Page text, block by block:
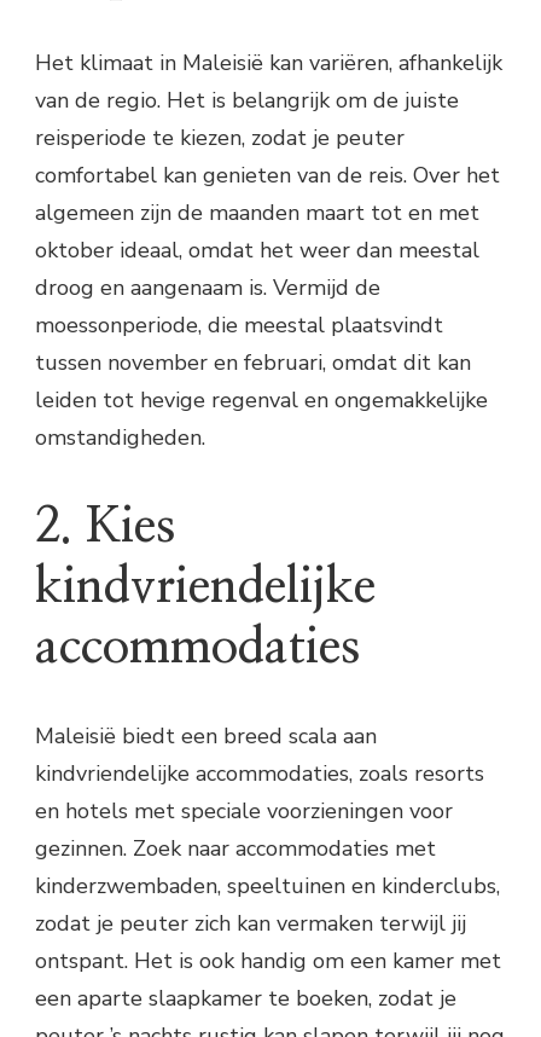
Het klimaat in Maleisië kan variëren, afhankelijk
van de regio. Het is belangrijk om de juiste
reisperiode te kiezen, zodat je peuter
comfortabel kan genieten van de reis. Over het
algemeen zijn de maanden maart tot en met
oktober ideaal, omdat het weer dan meestal
droog en aangenaam is. Vermijd de
moessonperiode, die meestal plaatsvindt
tussen november en februari, omdat dit kan
leiden tot hevige regenval en ongemakkelijke
omstandigheden.
2. Kies
kindvriendelijke
accommodaties
Maleisië biedt een breed scala aan
kindvriendelijke accommodaties, zoals resorts
en hotels met speciale voorzieningen voor
gezinnen. Zoek naar accommodaties met
kinderzwembaden, speeltuinen en kinderclubs,
zodat je peuter zich kan vermaken terwijl jij
ontspant. Het is ook handig om een kamer met
een aparte slaapkamer te boeken, zodat je